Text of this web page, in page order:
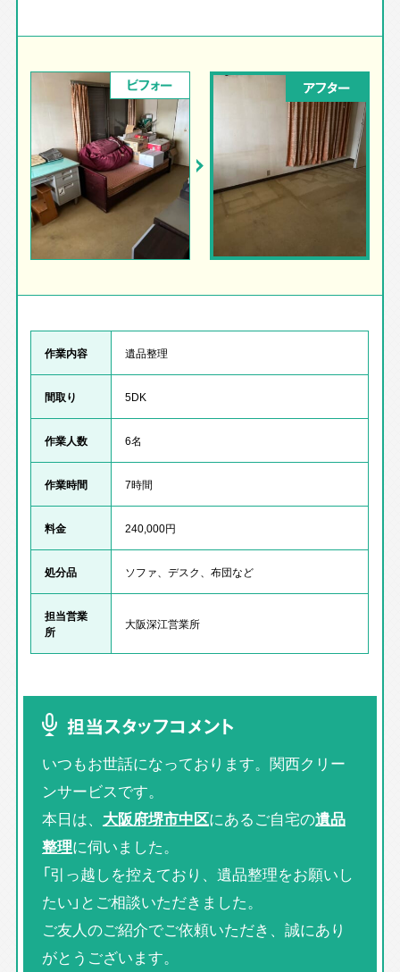
ビフォー アフター
作業内容 遺品整理
間取り 5DK
作業人数 6名
作業時間 7時間
料金 240,000円
処分品 ソファ、デスク、布団など
担当営業
所
大阪深江営業所
担当スタッフコメント
いつもお世話になっております。関西クリー
ンサービスです。
本日は、 大阪府堺市中区にあるご自宅の遺品
整理に伺いました。
「引っ越しを控えており、遺品整理をお願いし
たい」とご相談いただきました。
ご友人のご紹介でご依頼いただき、誠にあり
がとうございます。